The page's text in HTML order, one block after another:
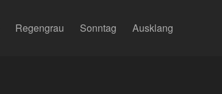
Regengrau Sonntag Ausklang